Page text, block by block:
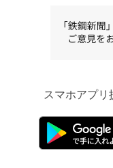
スマホアプ